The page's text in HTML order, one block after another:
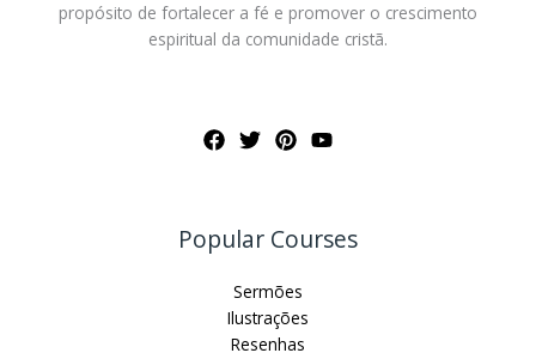
propósito de fortalecer a fé e promover o crescimento
espiritual da comunidade cristã.
Popular Courses
Sermões
Ilustrações
Resenhas